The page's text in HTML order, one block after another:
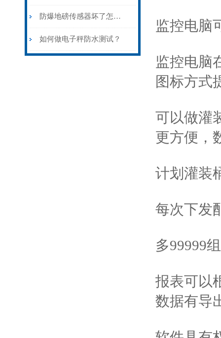
防爆地磅传感器坏了怎么更换？
如何做电子秤防水测试？
监控电脑
监控电脑
图标方式
可以做灌
更方便，
计划灌装
每次下发
多99999
报表可以
数据有导